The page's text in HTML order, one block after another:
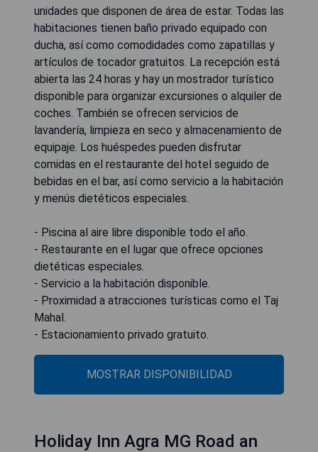
unidades que disponen de área de estar. Todas las
habitaciones tienen baño privado equipado con
ducha, así como comodidades como zapatillas y
artículos de tocador gratuitos. La recepción está
abierta las 24 horas y hay un mostrador turístico
disponible para organizar excursiones o alquiler de
coches. También se ofrecen servicios de
lavandería, limpieza en seco y almacenamiento de
equipaje. Los huéspedes pueden disfrutar
comidas en el restaurante del hotel seguido de
bebidas en el bar, así como servicio a la habitación
y menús dietéticos especiales.
- Piscina al aire libre disponible todo el año.
- Restaurante en el lugar que ofrece opciones
dietéticas especiales.
- Servicio a la habitación disponible.
- Proximidad a atracciones turísticas como el Taj
Mahal.
- Estacionamiento privado gratuito.
MOSTRAR DISPONIBILIDAD
Holiday Inn Agra MG Road an